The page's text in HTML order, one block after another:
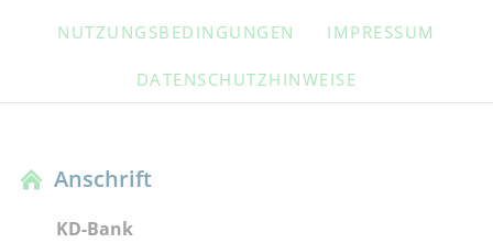
NUTZUNGSBEDINGUNGEN IMPRESSUM
DATENSCHUTZHINWEISE
Anschrift
KD-Bank